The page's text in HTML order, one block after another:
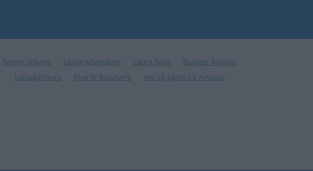
Savori Urbane Laura Adamache Laura Sava
Bucatar Maniac
haisagatim.ro
Diva in Bucatarie Hai să gătim cu Amalia/